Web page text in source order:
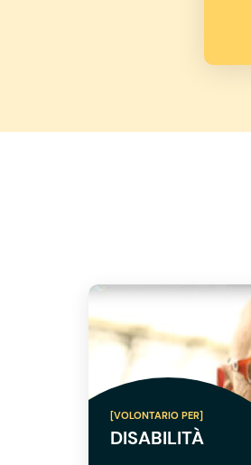
[VOLONTARIO PER]
DISABILITÀ